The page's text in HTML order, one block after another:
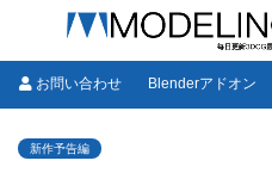
お問い合わせ Blenderアドオン
新作予告編